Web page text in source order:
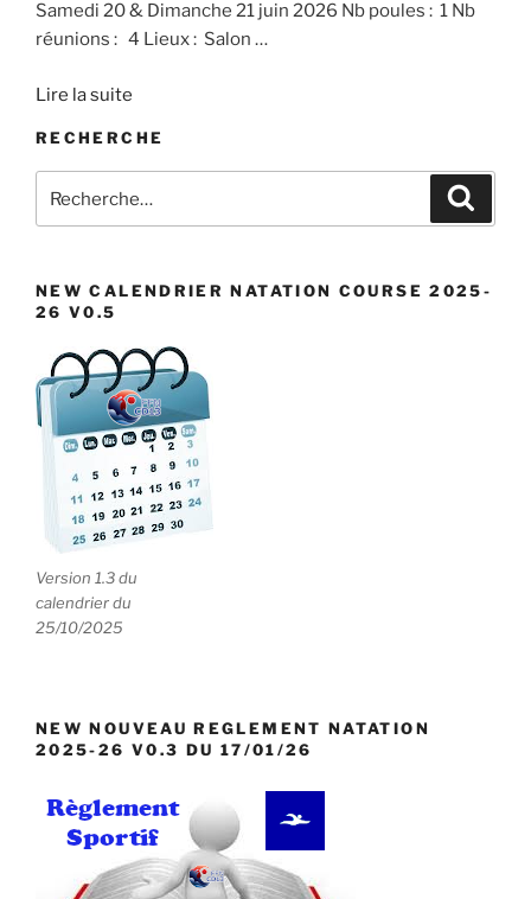
Samedi 20 & Dimanche 21 juin 2026 Nb poules : 1 Nb
réunions : 4 Lieux : Salon …
Lire la suite
RECHERCHE
pour
NEW CALENDRIER NATATION COURSE 2025-
26 V0.5
Version 1.3 du
calendrier du
25/10/2025
NEW NOUVEAU REGLEMENT NATATION
2025-26 V0.3 DU 17/01/26